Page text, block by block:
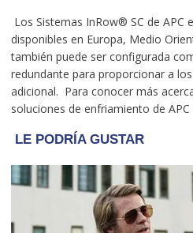
Los Sistemas InRow® SC de APC
disponibles en Europa, Medio
también puede ser configurada
redundante para proporcionar a
adicional. Para conocer más
soluciones de enfriamiento de APC